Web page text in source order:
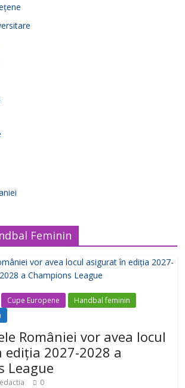
Feminin
Cupe Europene
Handbal feminin
României vor avea locul
2027-2028 a
League
0